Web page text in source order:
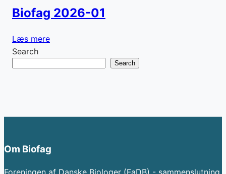
Biofag 2026-01
Læs mere
Search
Search
Om Biofag